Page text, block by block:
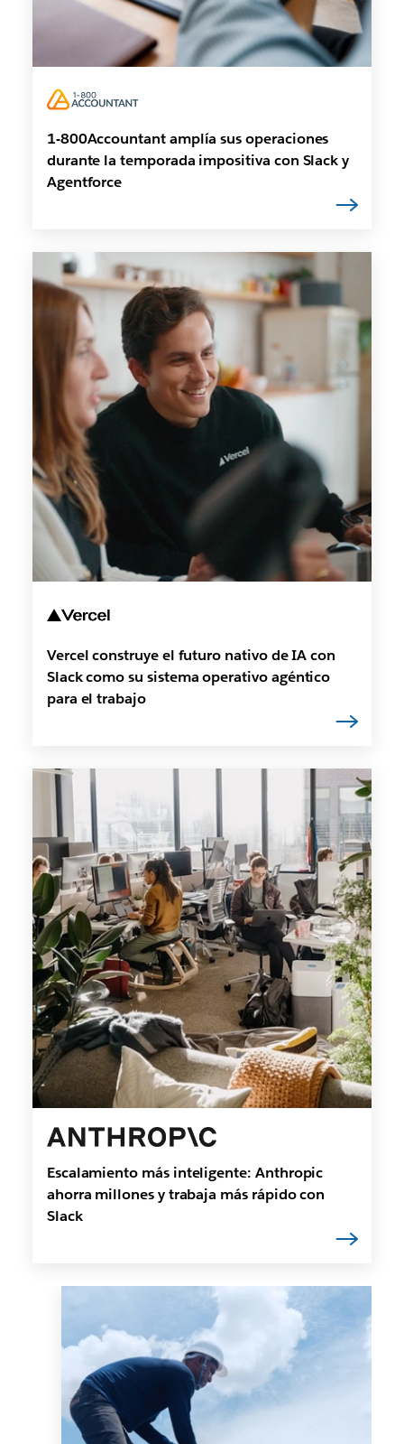
1-800Accountant amplía sus operaciones
durante la temporada impositiva con Slack y
Agentforce
Vercel construye el futuro nativo de IA con
Slack como su sistema operativo agéntico
para el trabajo
Escalamiento más inteligente: Anthropic
ahorra millones y trabaja más rápido con
Slack